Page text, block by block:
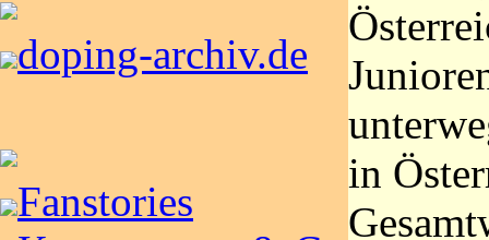
doping-archiv.de
Fanstories
in